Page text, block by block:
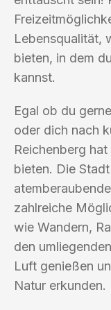
Lebensqualität,
bieten, in dem
kannst.
Egal ob du
oder dich nach
Reichenberg
bieten. Die
zahlreiche
wie Wandern,
den
Luft genießen
Natur erkunden.